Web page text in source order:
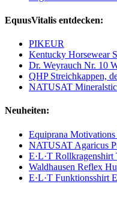
EquusVitalis entdecken:
PIKEUR
Kentucky Horsewear
Dr. Weyrauch Nr. 10
QHP Streichkappen,
NATUSAT
Neuheiten:
Equiprana
NATUSAT Agaricus
E·L·T Rollkragenshirt
Waldhausen Reflex
E·L·T Funktionsshirt